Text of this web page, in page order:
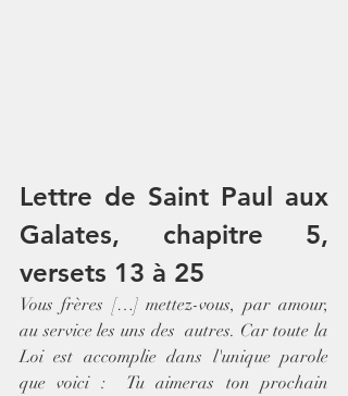
Lettre de Saint Paul aux
Galates, chapitre 5,
versets 13 à 25
Vous frères […] mettez-vous, par amour,
au service les uns des  autres. Car toute la
Loi est accomplie dans l'unique parole
que voici :  Tu aimeras ton prochain